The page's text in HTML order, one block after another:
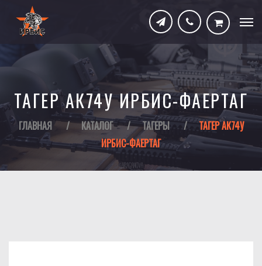
ТАГЕР АК74У ИРБИС-ФАЕРТАГ
ГЛАВНАЯ / КАТАЛОГ / ТАГЕРЫ /
ТАГЕР АК74У
ИРБИС-ФАЕРТАГ